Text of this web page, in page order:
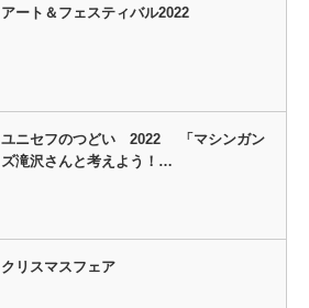
アート＆フェスティバル2022
ユニセフのつどい 2022 「マシンガン
ズ滝沢さんと考えよう！…
クリスマスフェア